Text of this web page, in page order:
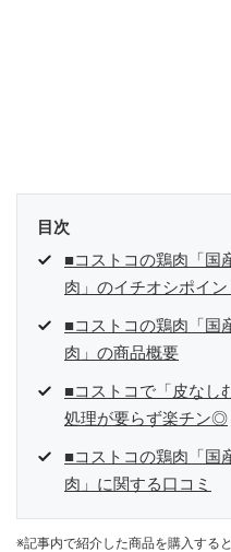
目次
■コストコの鶏肉「国
肉」のイチオシポイン
■コストコの鶏肉「国
肉」の商品概要
■コストコで「皮なし
処理が要らず楽チン◎
■コストコの鶏肉「国
肉」に関する口コミ
※記事内で紹介した商品を購入する